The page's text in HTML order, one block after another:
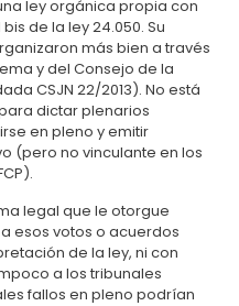
ley orgánica propia con
de la ley 24.050. Su
más bien a través
y del Consejo de la
CSJN 22/2013). No está
dictar plenarios
en pleno y emitir
(pero no vinculante en los
legal que le otorgue
esos votos o acuerdos
de la ley, ni con
a los tribunales
fallos en pleno podrían